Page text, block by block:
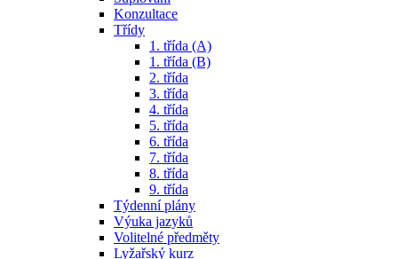
Konzultace
Třídy
1. třída (A)
1. třída (B)
2. třída
3. třída
4. třída
5. třída
6. třída
7. třída
8. třída
9. třída
Týdenní plány
Výuka jazyků
Volitelné předměty
Lyžařský kurz